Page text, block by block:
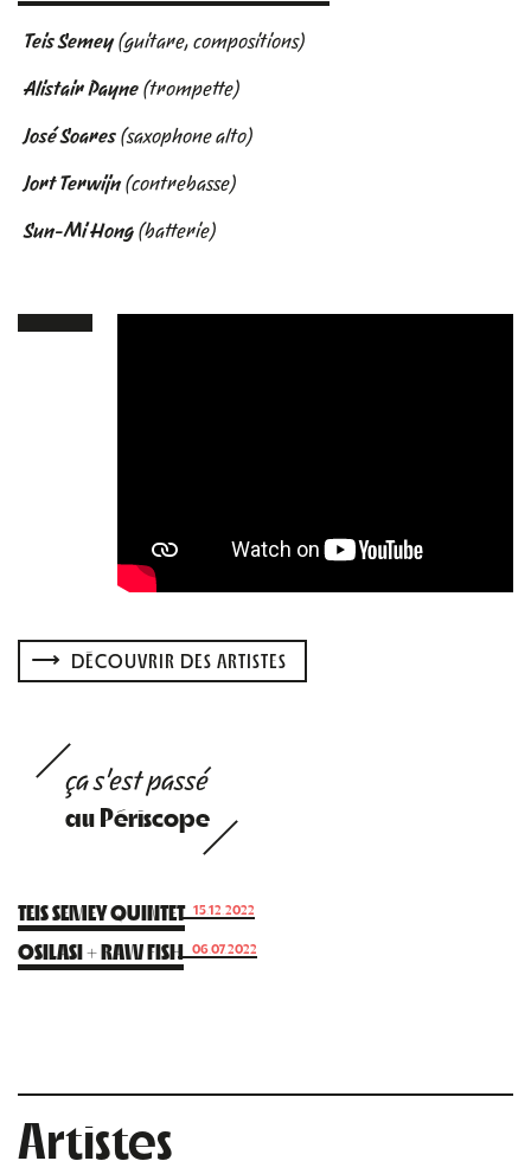
Teis Semey(guitare, compositions)
Alistair Payne (trompette)
José Soares (saxophone alto)
Jort Terwijn(contrebasse)
Sun-Mi Hong (batterie)
DÉCOUVRIR DES ARTISTES
ça s'est passé
au Périscope
TEIS SEMEY QUINTET 15.12.2022
OSILASI + RAW FISH 06.07.2022
Artistes